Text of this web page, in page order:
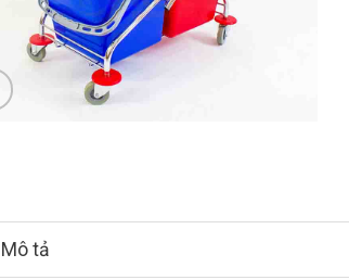
Mô tả